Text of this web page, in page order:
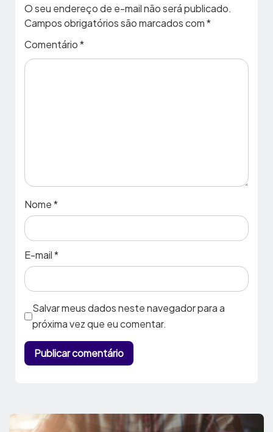
O seu endereço de e-mail não será publicado.
Campos obrigatórios são marcados com*
Comentário*
Nome*
E-mail*
Salvar meus dados neste navegador para a
próxima vez que eu comentar.